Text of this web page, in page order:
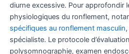
diurne excessive. Pour approfondir
physiologiques du ronflement,
spécifiques au ronflement masculin
spécialiste. Le protocole
polysomnographie, examen